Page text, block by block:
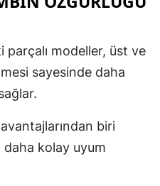
parçalı modeller, üst ve
sayesinde daha
biri
daha kolay uyum